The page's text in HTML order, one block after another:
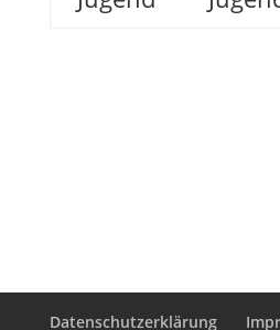
Datenschutzerklärung